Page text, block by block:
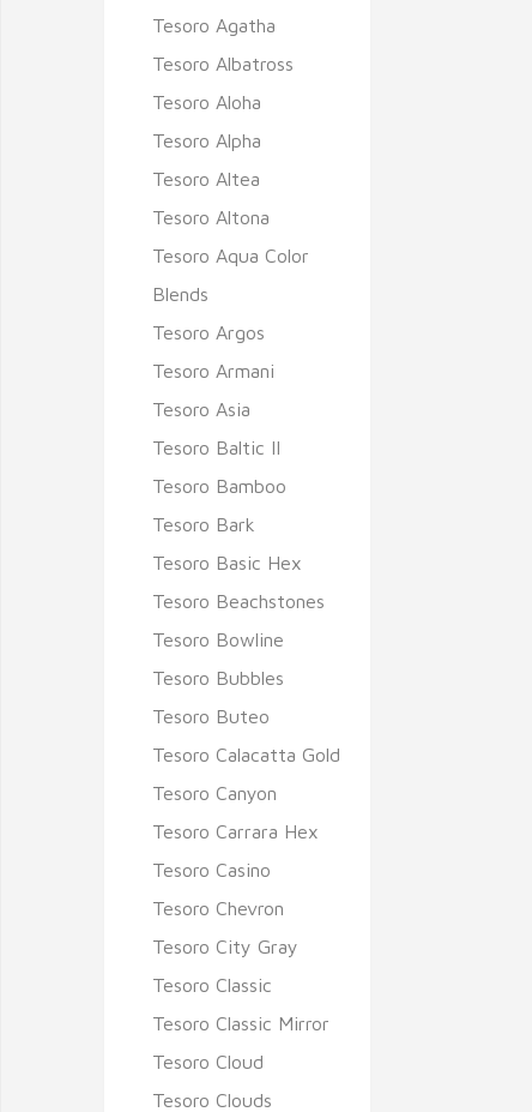
Tesoro Agatha
Tesoro Albatross
Tesoro Aloha
Tesoro Alpha
Tesoro Altea
Tesoro Altona
Tesoro Aqua Color
Blends
Tesoro Argos
Tesoro Armani
Tesoro Asia
Tesoro Baltic II
Tesoro Bamboo
Tesoro Bark
Tesoro Basic Hex
Tesoro Beachstones
Tesoro Bowline
Tesoro Bubbles
Tesoro Buteo
Tesoro Calacatta Gold
Tesoro Canyon
Tesoro Carrara Hex
Tesoro Casino
Tesoro Chevron
Tesoro City Gray
Tesoro Classic
Tesoro Classic Mirror
Tesoro Cloud
Tesoro Clouds